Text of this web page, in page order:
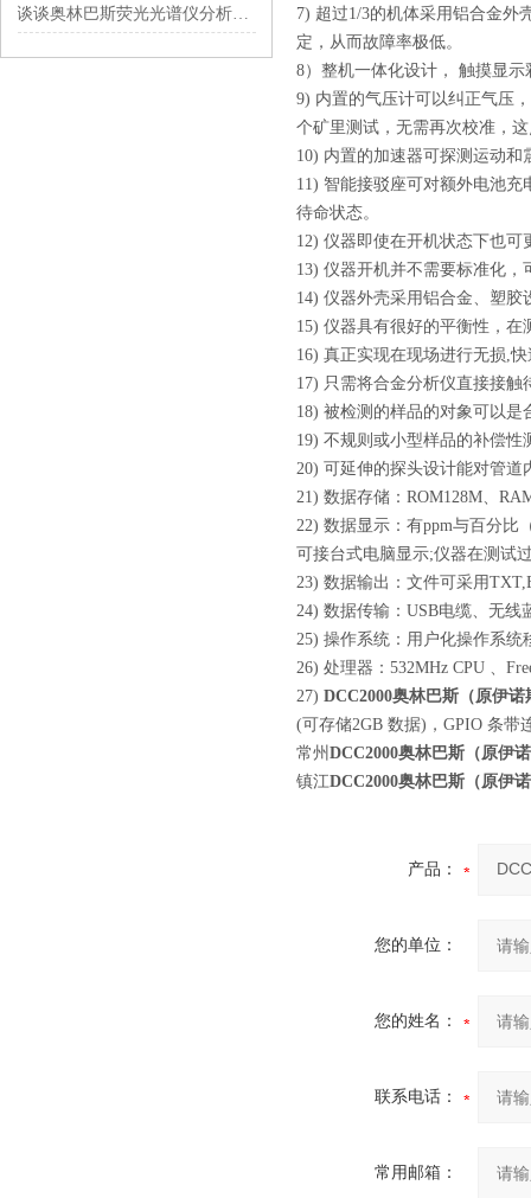
谈谈奥林巴斯荧光光谱仪分析准确的原因有哪些
7) 超过1/3的机体采用铝合金外
定，从而故障率极低。
8）整机一体化设计， 触摸显
9) 内置的气压计可以纠正气压
个矿里测试，无需再次校准，
10) 内置的加速器可探测运动
11) 智能接驳座可对额外电池
待命状态。
12) 仪器即使在开机状态下也
13) 仪器开机并不需要标准化
14) 仪器外壳采用铝合金、塑
15) 仪器具有很好的平衡性，
16) 真正实现在现场进行无损,
17) 只需将合金分析仪直接接
18) 被检测的样品的对象可以是
19) 不规则或小型样品的补偿
20) 可延伸的探头设计能对管
21) 数据存储：ROM128M、
22) 数据显示：有ppm与百分比
可接台式电脑显示;仪器在测试
23) 数据输出：文件可采用
24) 数据传输：USB电缆、无线
25) 操作系统：用户化操作系统
26) 处理器：532MHz CPU 、
27) DCC2000奥林巴斯（原伊诺
(可存储2GB 数据)，GPIO 条带
常州 DCC2000奥林巴斯（原伊
镇江DCC2000奥林巴斯（原伊
产品：
您的单位：
您的姓名：
联系电话：
常用邮箱：